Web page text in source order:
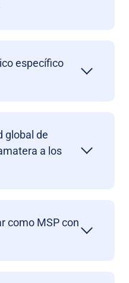
específico
global de
a los
como MSP con